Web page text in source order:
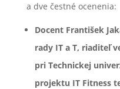
a dve čestné ocenenia:
Docent František
rady IT a T, riaditeľ
pri Technickej
projektu IT Fitness